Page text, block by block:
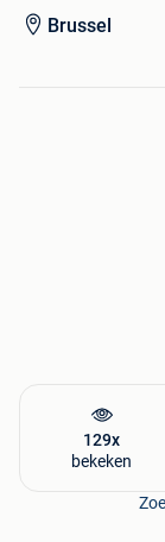
9789048614608
Brussel
129x
bekeken